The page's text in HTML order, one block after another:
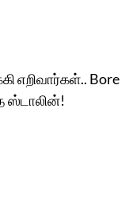
எறிவார்கள்.. Bore
ஸ்டாலின்!